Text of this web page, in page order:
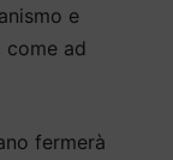
e
come ad
fermerà